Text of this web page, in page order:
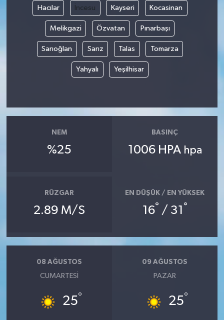
Hacılar İncesu Kayseri Kocasinan
Melikgazi Özvatan Pınarbaşı
Sarıoğlan Sarız Talas Tomarza
Yahyalı Yeşilhisar
NEM
%25
BASINÇ
1006 HPA hpa
RÜZGAR
2.89 M/S
EN DÜŞÜK / EN YÜKSEK
16° / 31 °
08 AĞUSTOS
CUMARTESI
25°
09 AĞUSTOS
PAZAR
25°